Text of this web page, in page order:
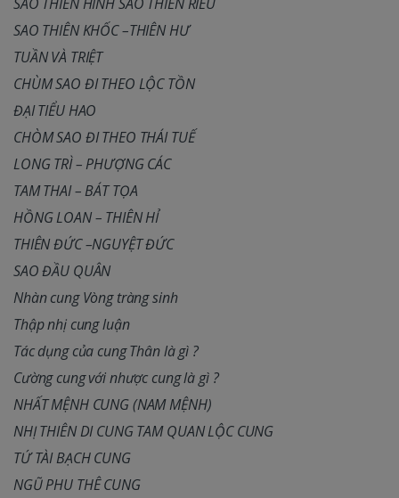
SAO THIÊN KHỐC –THIÊN HƯ
TUẦN VÀ TRIỆT
CHÙM SAO ĐI THEO LỘC TỒN
ĐẠI TIỂU HAO
CHÒM SAO ĐI THEO THÁI TUẾ
LONG TRÌ – PHƯỢNG CÁC
TAM THAI – BÁT TỌA
HỒNG LOAN – THIÊN HỈ
THIÊN ĐỨC –NGUYỆT ĐỨC
SAO ĐẦU QUÂN
Nhàn cung Vòng tràng sinh
Thập nhị cung luận
Tác dụng của cung Thân là gì ?
Cường cung với nhược cung là gì ?
NHẤT MỆNH CUNG (NAM MỆNH)
NHỊ THIÊN DI CUNG TAM QUAN LỘC CUNG
TỨ TÀI BẠCH CUNG
NGŨ PHU THÊ CUNG